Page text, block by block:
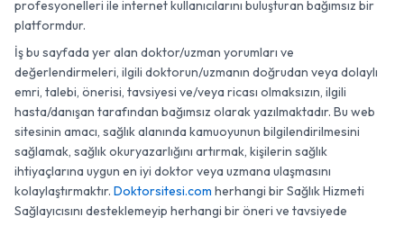
profesyonelleri ile internet kullanıcılarını buluşturan bağımsız bir
platformdur.
İş bu sayfada yer alan doktor/uzman yorumları ve
değerlendirmeleri, ilgili doktorun/uzmanın doğrudan veya dolaylı
emri, talebi, önerisi, tavsiyesi ve/veya ricası olmaksızın, ilgili
hasta/danışan tarafından bağımsız olarak yazılmaktadır. Bu web
sitesinin amacı, sağlık alanında kamuoyunun bilgilendirilmesini
sağlamak, sağlık okuryazarlığını artırmak, kişilerin sağlık
ihtiyaçlarına uygun en iyi doktor veya uzmana ulaşmasını
kolaylaştırmaktır. Doktorsitesi.com herhangi bir Sağlık Hizmeti
Sağlayıcısını desteklemeyip herhangi bir öneri ve tavsiyede